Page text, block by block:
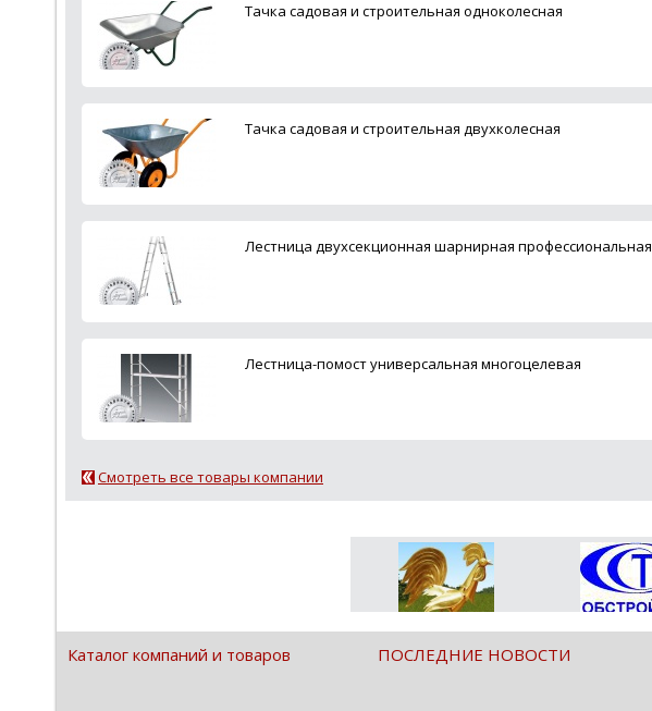
Тачка садовая и строительная одноколесная
Тачка садовая и строительная двухколесная
Лестница двухсекционная шарнирная профессиональная
Лестница-помост универсальная многоцелевая
Смотреть все товары компании
Каталог компаний и товаров ПОСЛЕДНИЕ НОВОСТИ